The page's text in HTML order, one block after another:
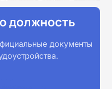
должность
документы